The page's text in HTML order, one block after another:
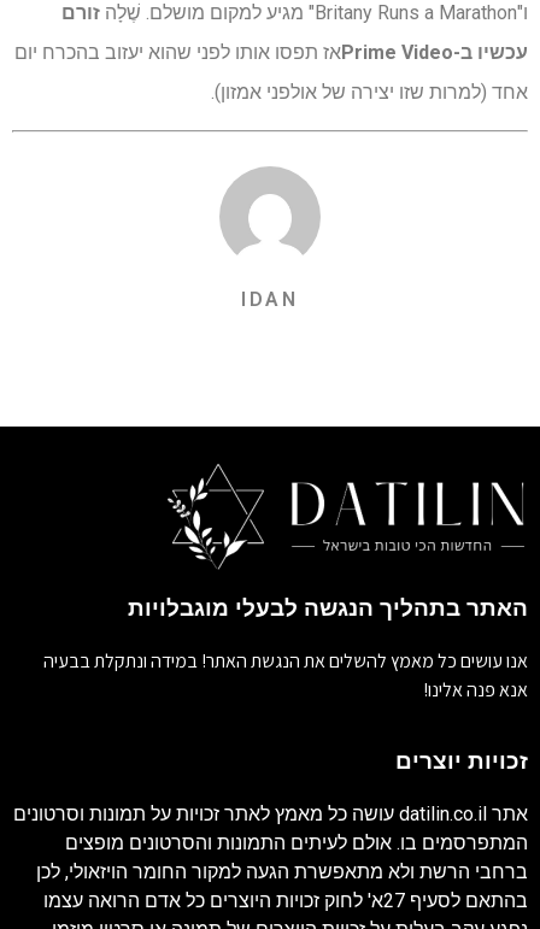
ו"Britany Runs a Marathon" מגיע למקום מושלם. שֶׁלָה
זורם
עכשיו ב-Prime Video
אז תפסו אותו לפני שהוא יעזוב בהכרח יום
אחד (למרות שזו יצירה של אולפני אמזון).
IDAN
האתר בתהליך הנגשה לבעלי מוגבלויות
אנו עושים כל מאמץ להשלים את הנגשת האתר! במידה ונתקלת בבעיה
אנא פנה אלינו!
זכויות יוצרים
אתר datilin.co.il עושה כל מאמץ לאתר זכויות על תמונות וסרטונים
המתפרסמים בו. אולם לעיתים התמונות והסרטונים מופצים
ברחבי הרשת ולא מתאפשרת הגעה למקור החומר הויזאולי, לכן
בהתאם לסעיף 27א' לחוק זכויות היוצרים כל אדם הרואה עצמו